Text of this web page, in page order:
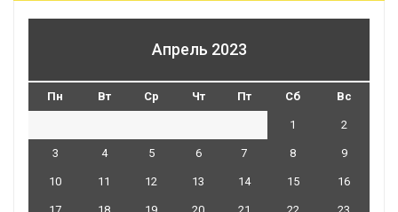
Апрель 2023
Пн Вт Ср Чт Пт Сб Вс
1 2
3 4 5 6 7 8 9
10 11 12 13 14 15 16